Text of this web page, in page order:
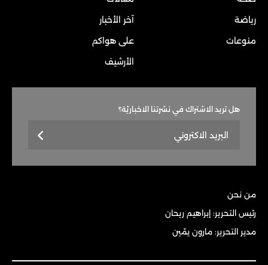
رياضة
منوعات
آخر الأخبار
على هواكم
الأرشيف
هل تريد الاشتراك في نشرتنا الاخباريّة؟
من نحن
رئيس التحرير: إبراهيم ريحان
مدير التحرير: مارون يمّين